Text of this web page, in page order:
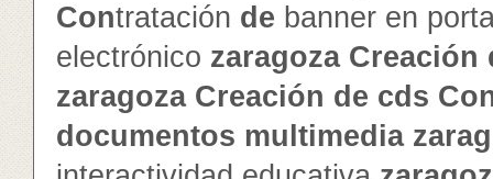
Contratación de banner en
electrónico zaragoza Creación
zaragoza Creación de cd s
documentos multimedia